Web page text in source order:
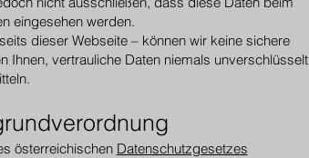
eingesehen werden.
dieser Webseite – können wir keine sichere
Ihnen, vertrauliche Daten niemals unverschlüsselt
österreichischen Datenschutzgesetzes